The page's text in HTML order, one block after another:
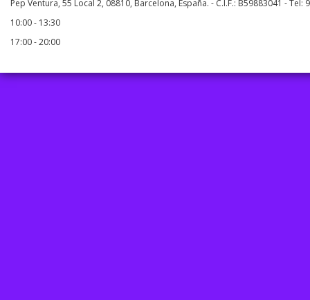
Pep Ventura, 55 Local 2, 08810, Barcelona, España. - C.I.F.: B59883041 - Tel:
10:00 - 13:30
17:00 - 20:00